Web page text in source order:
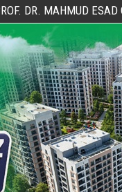
DR. MAHMUD ESAD COŞAN, DOĞUMUNUN